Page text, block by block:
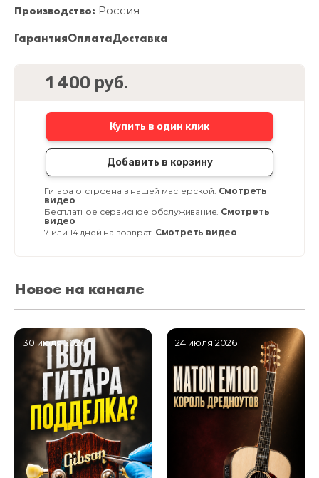
Производство: Россия
ГарантияОплатаДоставка
1 400 руб.
Купить в один клик
Добавить в корзину
Гитара отстроена в нашей мастерской. Смотреть
видео
Бесплатное сервисное обслуживание. Смотреть
видео
7 или 14 дней на возврат. Смотреть видео
Новое на канале
30 июля 2026 24 июля 2026